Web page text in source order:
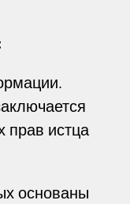
прав истца
основаны